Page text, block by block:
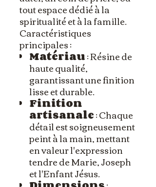
tout espace dédié à la
spiritualité et à la famille.
Caractéristiques
principales :
Matériau: Résine de
haute qualité,
garantissant une finition
lisse et durable.
Finition
artisanale: Chaque
détail est soigneusement
peint à la main, mettant
en valeur l'expression
tendre de Marie, Joseph
et l'Enfant Jésus.